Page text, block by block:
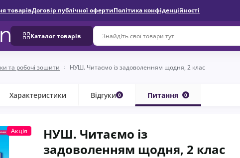
товарівДоговір публічної офертиПолітика конфіденційності
Каталог товарів
та робочі зошити НУШ. Читаємо із задоволенням щодня, 2 клас
Характеристики Відгуки 0 Питання 0
Акція
НУШ. Читаємо із
задоволенням щодня, 2 клас